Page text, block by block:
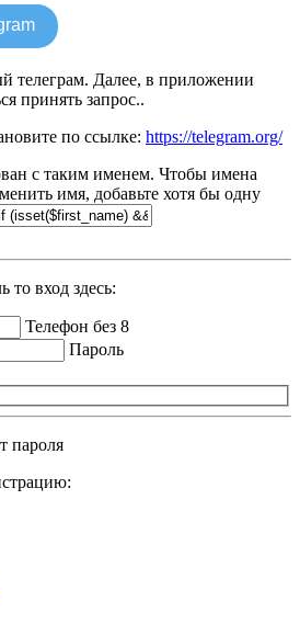
телеграм. Далее, в приложении
принять запрос..
по ссылке: https://telegram.org/
с таким именем. Чтобы имена
имя, добавьте хотя бы одну
то вход здесь:
Телефон без 8
Пароль
пароля